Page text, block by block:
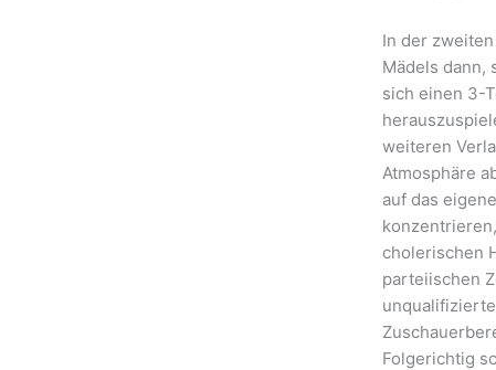
In der
Mädels dann,
sich einen 3-
weiteren
Atmosphäre
auf das
cholerischen
parteiischen
Folgerichtig